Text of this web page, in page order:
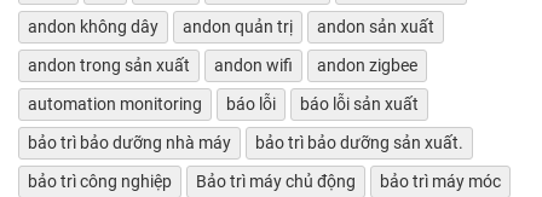
andon không dây
andon quản trị
andon sản xuất
andon trong sản xuất
andon wifi
andon zigbee
automation monitoring
báo lỗi
báo lỗi sản xuất
bảo trì bảo dưỡng nhà máy
bảo trì bảo dưỡng sản xuất.
bảo trì công nghiệp
Bảo trì máy chủ động bảo trì máy móc